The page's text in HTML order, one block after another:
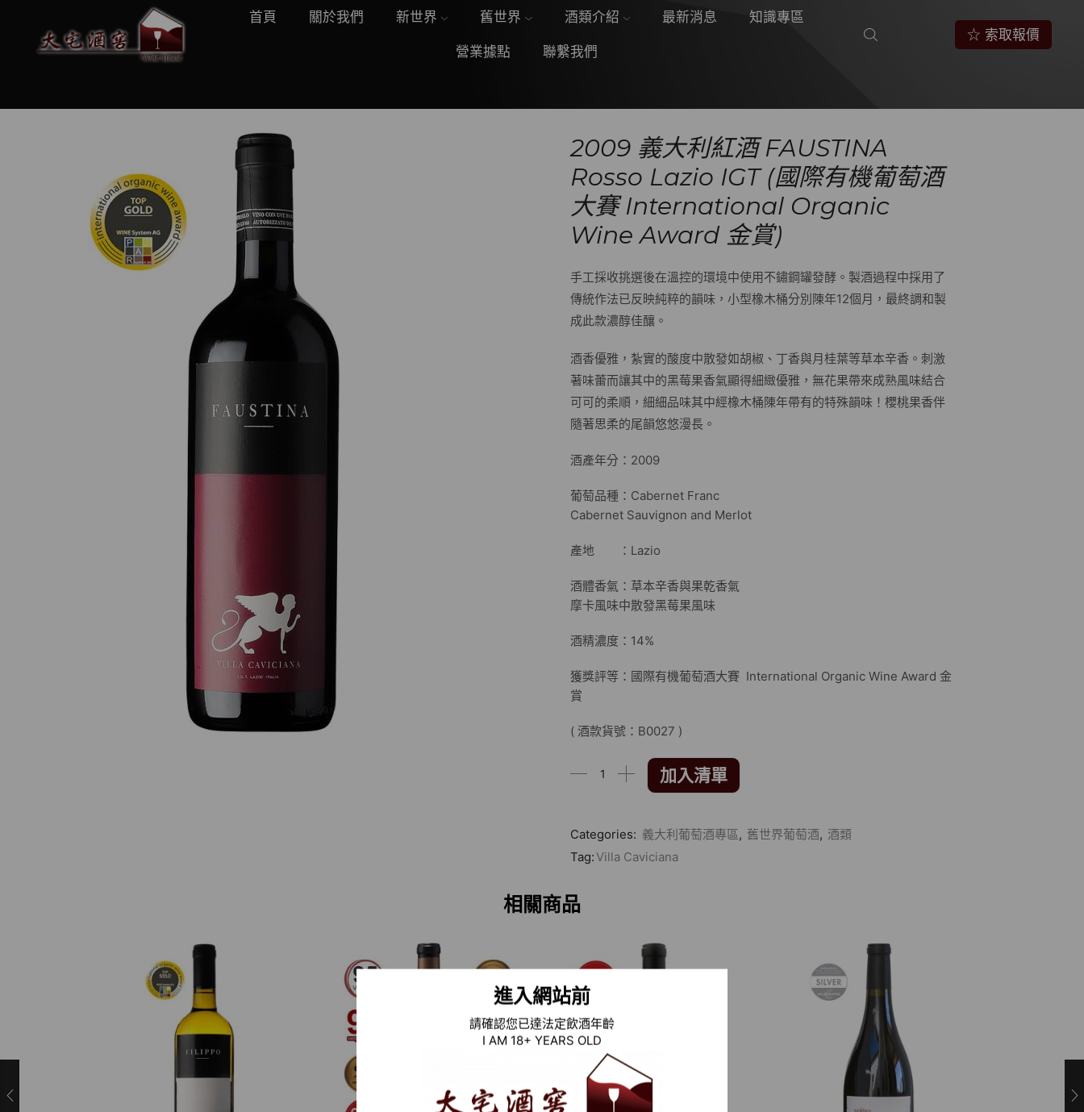
進入網站前
請確認您已達法定飲酒年齡
I AM 18+ YEARS OLD
首頁 關於我們 新世界 舊世界 酒類介紹 最新消息 知識專區
營業據點 聯繫我們
☆ 索取報價
2009 義大利紅酒 FAUSTINA
Rosso Lazio IGT (國際有機葡萄酒
大賽 International Organic
Wine Award 金賞)
手工採收挑選後在溫控的環境中使用不鏽鋼罐發酵。製酒過程中採用了
傳統作法已反映純粹的韻味，小型橡木桶分別陳年12個月，最終調和製
成此款濃醇佳釀。
酒香優雅，紮實的酸度中散發如胡椒、丁香與月桂葉等草本辛香。刺激
著味蕾而讓其中的黑莓果香氣顯得細緻優雅，無花果帶來成熟風味結合
可可的柔順，細細品味其中經橡木桶陳年帶有的特殊韻味！櫻桃果香伴
隨著思柔的尾韻悠悠漫長。
酒產年分：2009
葡萄品種：Cabernet Franc
Cabernet Sauvignon and Merlot
產地 ：Lazio
酒體香氣：草本辛香與果乾香氣
摩卡風味中散發黑莓果風味
酒精濃度：14%
獲獎評等：國際有機葡萄酒大賽 International Organic Wine Award 金
賞
( 酒款貨號：B0027 )
加入清單
Categories: 義大利葡萄酒專區, 舊世界葡萄酒, 酒類
Tag:Villa Caviciana
相關商品